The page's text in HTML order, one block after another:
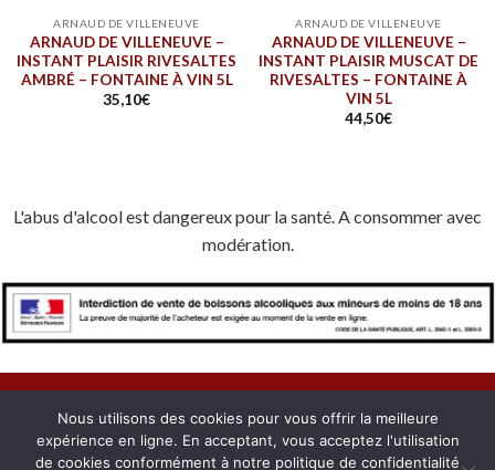
ARNAUD DE VILLENEUVE
ARNAUD DE VILLENEUVE –
INSTANT PLAISIR RIVESALTES
AMBRÉ – FONTAINE À VIN 5L
35,10€
ARNAUD DE VILLENEUVE
ARNAUD DE VILLENEUVE –
INSTANT PLAISIR MUSCAT DE
RIVESALTES – FONTAINE À
VIN 5L
44,50€
L'abus d'alcool est dangereux pour la santé. A consommer avec
modération.
À PROPOS NOUS CONTACTER
CONFIDENTIALITÉ
MENTIONS LÉGALES
COOKIES MON COMPTE
Nous utilisons des cookies pour vous offrir la meilleure
expérience en ligne. En acceptant, vous acceptez l'utilisation
de cookies conformément à notre politique de confidentialité